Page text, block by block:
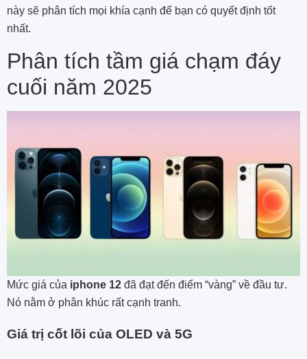
này sẽ phân tích mọi khía cạnh để bạn có quyết định tốt
nhất.
Phân tích tầm giá chạm đáy
cuối năm 2025
Mức giá của iphone 12 đã đạt đến điểm “vàng” về đầu tư.
Nó nằm ở phân khúc rất cạnh tranh.
Giá trị cốt lõi của OLED và 5G